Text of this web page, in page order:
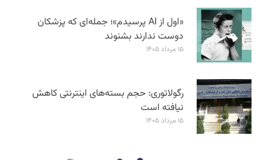
«اول از AI پرسیدم»؛ جمله‌ای که پزشکان
دوست ندارند بشنوند
۱۵ مرداد ۱۴۰۵
رگولاتوری: حجم بسته‌های اینترنتی کاهش
نیافته است
۱۵ مرداد ۱۴۰۵